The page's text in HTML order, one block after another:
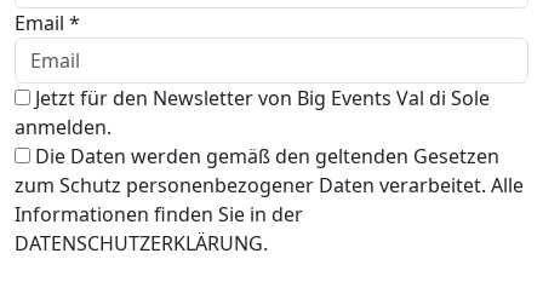
Email *
Jetzt für den Newsletter von Big Events Val di Sole
anmelden.
Die Daten werden gemäß den geltenden Gesetzen
zum Schutz personenbezogener Daten verarbeitet. Alle
Informationen finden Sie in der
DATENSCHUTZERKLÄRUNG.